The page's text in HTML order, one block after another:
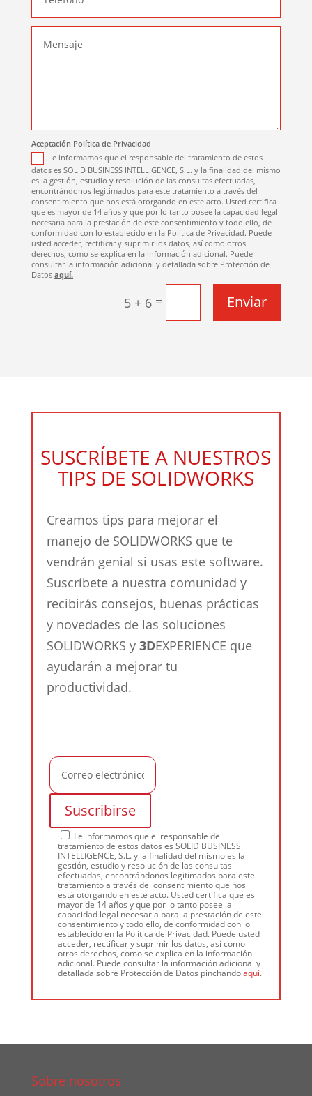
Aceptación Política de Privacidad
Le informamos que el responsable del tratamiento de estos
datos es SOLID BUSINESS INTELLIGENCE, S.L. y la finalidad del mismo
es la gestión, estudio y resolución de las consultas efectuadas,
encontrándonos legitimados para este tratamiento a través del
consentimiento que nos está otorgando en este acto. Usted certifica
que es mayor de 14 años y que por lo tanto posee la capacidad legal
necesaria para la prestación de este consentimiento y todo ello, de
conformidad con lo establecido en la Política de Privacidad. Puede
usted acceder, rectificar y suprimir los datos, así como otros
derechos, como se explica en la información adicional. Puede
consultar la información adicional y detallada sobre Protección de
Datosaquí.
5 + 6 = Enviar
SUSCRÍBETE A NUESTROS
TIPS DE SOLIDWORKS
Creamos tips para mejorar el
manejo de SOLIDWORKS que te
vendrán genial si usas este software.
Suscríbete a nuestra comunidad y
recibirás consejos, buenas prácticas
y novedades de las soluciones
SOLIDWORKS y3DEXPERIENCE que
ayudarán a mejorar tu
productividad.
Le informamos que el responsable del
tratamiento de estos datos es SOLID BUSINESS
INTELLIGENCE, S.L. y la finalidad del mismo es la
gestión, estudio y resolución de las consultas
efectuadas, encontrándonos legitimados para este
tratamiento a través del consentimiento que nos
está otorgando en este acto. Usted certifica que es
mayor de 14 años y que por lo tanto posee la
capacidad legal necesaria para la prestación de este
consentimiento y todo ello, de conformidad con lo
establecido en la Política de Privacidad. Puede usted
acceder, rectificar y suprimir los datos, así como
otros derechos, como se explica en la información
adicional. Puede consultar la información adicional y
detallada sobre Protección de Datos pinchandoaquí.
Sobre nosotros